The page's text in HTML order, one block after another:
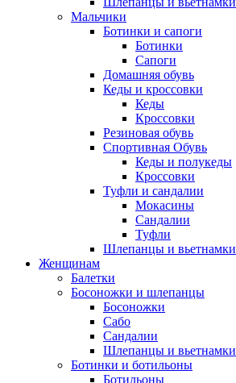
Мальчики
Ботинки и сапоги
Ботинки
Сапоги
Домашняя обувь
Кеды и кроссовки
Кеды
Кроссовки
Резиновая обувь
Спортивная Обувь
Кеды и полукеды
Кроссовки
Туфли и сандалии
Мокасины
Сандалии
Туфли
Шлепанцы и вьетнамки
Женщинам
Балетки
Босоножки и шлепанцы
Босоножки
Сабо
Сандалии
Шлепанцы и вьетнамки
Ботинки и ботильоны
Ботильоны